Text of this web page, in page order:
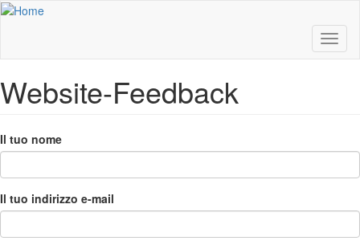
Salta
principale
Website-Feedback
Il tuo nome
Il tuo indirizzo e-mail